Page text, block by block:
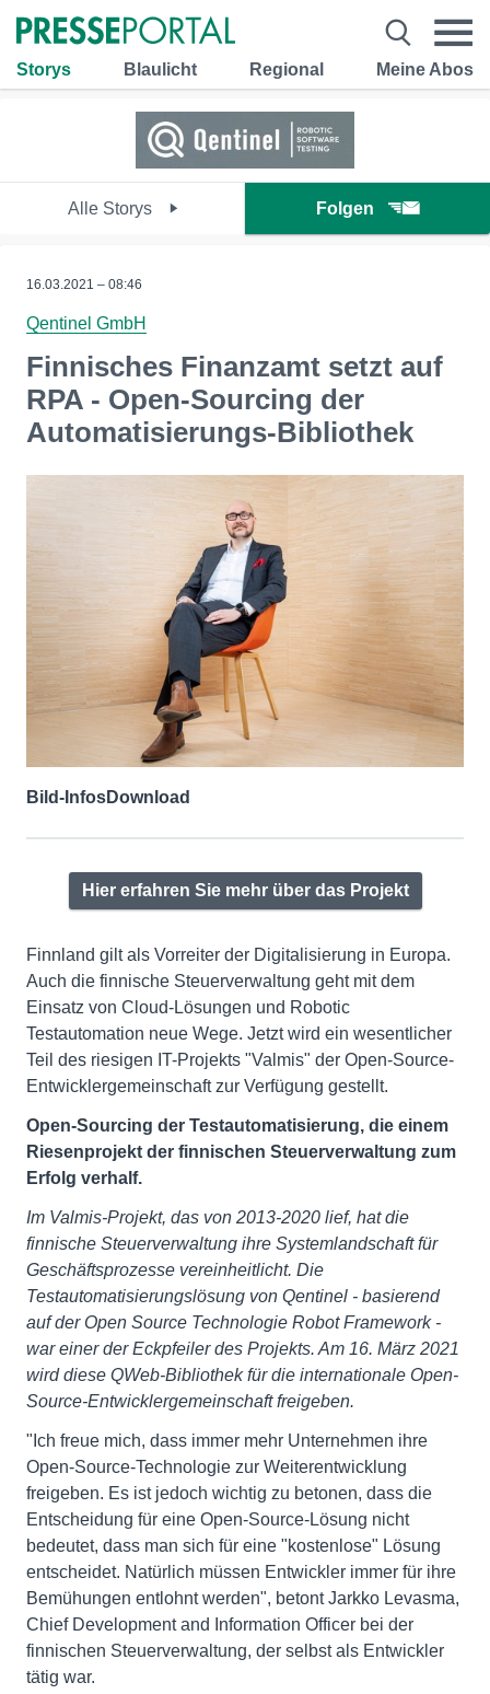
Storys Blaulicht Regional Meine Abos
Alle Storys Folgen
16.03.2021 – 08:46
Qentinel GmbH
Finnisches Finanzamt setzt auf
RPA - Open-Sourcing der
Automatisierungs-Bibliothek
Bild-InfosDownload
Hier erfahren Sie mehr über das Projekt
Finnland gilt als Vorreiter der Digitalisierung in Europa.
Auch die finnische Steuerverwaltung geht mit dem
Einsatz von Cloud-Lösungen und Robotic
Testautomation neue Wege. Jetzt wird ein wesentlicher
Teil des riesigen IT-Projekts "Valmis" der Open-Source-
Entwicklergemeinschaft zur Verfügung gestellt.
Open-Sourcing der Testautomatisierung, die einem
Riesenprojekt der finnischen Steuerverwaltung zum
Erfolg verhalf.
Im Valmis-Projekt, das von 2013-2020 lief, hat die
finnische Steuerverwaltung ihre Systemlandschaft für
Geschäftsprozesse vereinheitlicht. Die
Testautomatisierungslösung von Qentinel - basierend
auf der Open Source Technologie Robot Framework -
war einer der Eckpfeiler des Projekts. Am 16. März 2021
wird diese QWeb-Bibliothek für die internationale Open-
Source-Entwicklergemeinschaft freigeben.
"Ich freue mich, dass immer mehr Unternehmen ihre
Open-Source-Technologie zur Weiterentwicklung
freigeben. Es ist jedoch wichtig zu betonen, dass die
Entscheidung für eine Open-Source-Lösung nicht
bedeutet, dass man sich für eine "kostenlose" Lösung
entscheidet. Natürlich müssen Entwickler immer für ihre
Bemühungen entlohnt werden", betont Jarkko Levasma,
Chief Development and Information Officer bei der
finnischen Steuerverwaltung, der selbst als Entwickler
tätig war.